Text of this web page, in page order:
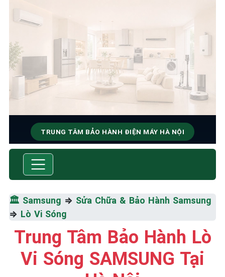
TRUNG TÂM BẢO HÀNH ĐIỆN MÁY HÀ NỘI
SỬA CHỮA & BẢO HÀNH
Thiểu
☎️ 09.86.85.89.22
🏛️ Samsung ⇒ Sửa Chữa & Bảo Hành Samsung
⇒ Lò Vi Sóng
Trung Tâm Bảo Hành Lò
Vi Sóng SAMSUNG Tại